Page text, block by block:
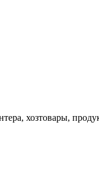
хозтовары,